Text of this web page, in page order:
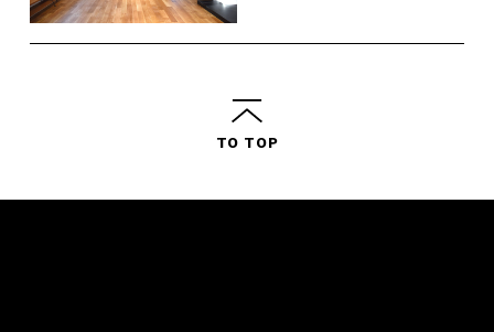
TO TOP